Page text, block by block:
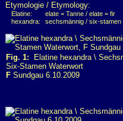
Etymologie / Etymology:
Elatine:
elate = Tanne / elate = fir
hexandra:
sechsmännig / six-stamen
Fig. 1: Elatine hexandra \
Six-Stamen Waterwort
F Sundgau 6.10.2009